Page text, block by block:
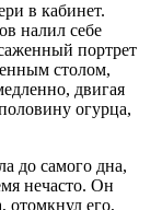
в кабинет.
налил себе
портрет
столом,
двигая
огурца,
до самого дна,
нечасто. Он
отомкнул его,